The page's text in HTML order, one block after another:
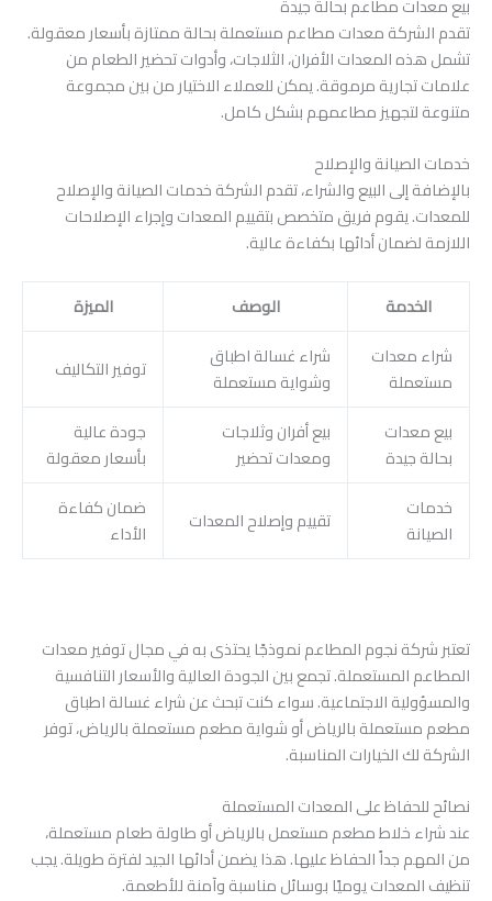
تقدم الشركة معدات مطاعم مستعملة بحالة ممتازة بأسعار معقولة.
تشمل هذه المعدات الأفران، الثلاجات، وأدوات تحضير الطعام من
علامات تجارية مرموقة. يمكن للعملاء الاختيار من بين مجموعة
متنوعة لتجهيز مطاعمهم بشكل كامل.
خدمات الصيانة والإصلاح
بالإضافة إلى البيع والشراء، تقدم الشركة خدمات الصيانة والإصلاح
للمعدات. يقوم فريق متخصص بتقييم المعدات وإجراء الإصلاحات
اللازمة لضمان أدائها بكفاءة عالية.
الخدمة الوصف
الميزة
شراء معدات
مستعملة
شراء غسالة اطباق
وشواية مستعملة
توفير التكاليف
بيع معدات
بحالة جيدة
بيع أفران وثلاجات
ومعدات تحضير
جودة عالية
بأسعار معقولة
خدمات
الصيانة
تقييم وإصلاح المعدات
ضمان كفاءة
الأداء
تعتبر شركة نجوم المطاعم نموذجًا يحتذى به في مجال توفير معدات
المطاعم المستعملة. تجمع بين الجودة العالية والأسعار التنافسية
والمسؤولية الاجتماعية. سواء كنت تبحث عن شراء غسالة اطباق
مطعم مستعملة بالرياض أو شواية مطعم مستعملة بالرياض، توفر
الشركة لك الخيارات المناسبة.
نصائح للحفاظ على المعدات المستعملة
عند شراء خلاط مطعم مستعمل بالرياض أو طاولة طعام مستعملة،
من المهم جداً الحفاظ عليها. هذا يضمن أدائها الجيد لفترة طويلة. يجب
تنظيف المعدات يوميًا بوسائل مناسبة وآمنة للأطعمة.